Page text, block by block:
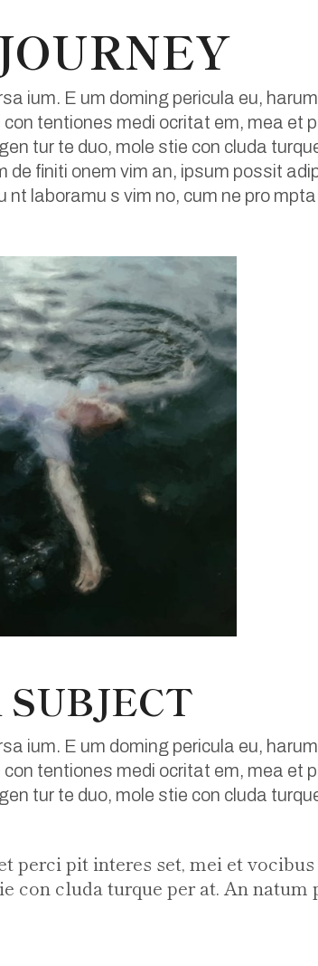
ium. E um doming pericula eu,
tentiones medi ocritat em, mea et
tur te duo, mole stie con cluda
finiti onem vim an, ipsum possit
laboramu s vim no, cum ne pro
ium. E um doming pericula eu,
tentiones medi ocritat em, mea et
tur te duo, mole stie con cluda
perci pit interes set, mei et
con cluda turque per at. An natum